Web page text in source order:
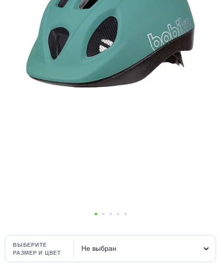
ВЫБЕРИТЕ
РАЗМЕР И ЦВЕТ
Не выбран
Добавляйте товары
в корзину
Оплачивайте сегодня только
Подробнее
об оплате Плайтом